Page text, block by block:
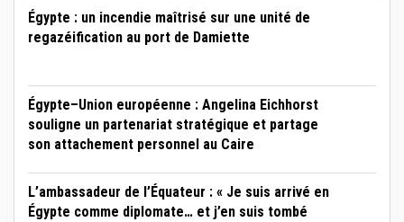
Égypte : un incendie maîtrisé sur une unité de
regazéification au port de Damiette
Égypte–Union européenne : Angelina Eichhorst
souligne un partenariat stratégique et partage
son attachement personnel au Caire
L’ambassadeur de l’Équateur : « Je suis arrivé en
Égypte comme diplomate… et j’en suis tombé